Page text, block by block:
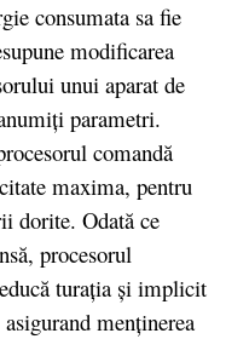
consumata sa fie
modificarea
unui aparat de
parametri.
comandă
maxima, pentru
dorite. Odată ce
procesorul
turația și implicit
menținerea